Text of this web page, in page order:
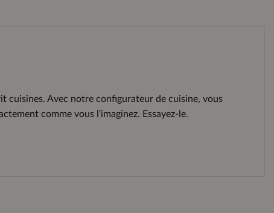
cuisines. Avec notre configurateur de cuisine, vous
comme vous l'imaginez. Essayez-le.